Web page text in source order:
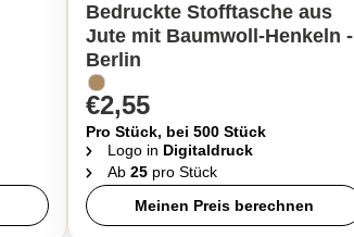
Bedruckte Stofftasche aus
Jute mit Baumwoll-Henkeln -
Berlin
€2,55
Pro Stück, bei 500 Stück
Logo in Digitaldruck
Ab 25pro Stück
Meinen Preis berechnen